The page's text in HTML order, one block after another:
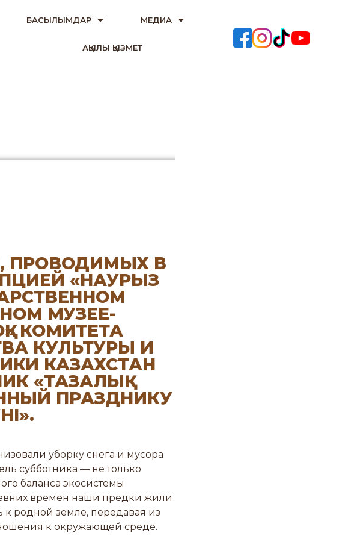
БАСЫЛЫМДАР МЕДИА
АҚЫЛЫ ҚЫЗМЕТ
ПРОВОДИМЫХ В
«НАУРЫЗ
МУЗЕЕ-
КОМИТЕТА
КУЛЬТУРЫ И
КАЗАХСТАН
«ТАЗАЛЫҚ
ПРАЗДНИКУ
уборку снега и мусора
субботника — не только
баланса экосистемы
времен наши предки жили
родной земле, передавая из
к окружающей среде.